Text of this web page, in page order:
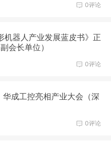
0评论
器人产业发展蓝皮书》正
会长单位）
0评论
成工控亮相产业大会（深
0评论